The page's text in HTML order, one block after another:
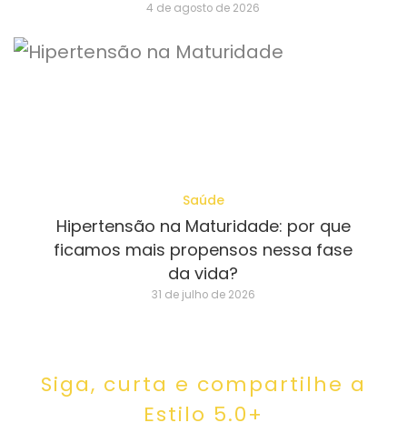
4 de agosto de 2026
Saúde
Hipertensão na Maturidade: por que
ficamos mais propensos nessa fase
da vida?
31 de julho de 2026
Siga, curta e compartilhe a
Estilo 5.0+